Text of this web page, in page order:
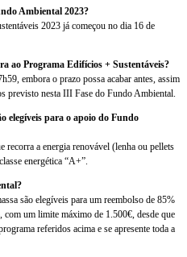
Ambiental 2023?
2023 já começou no dia 16 de
ao Programa Edifícios + Sustentáveis?
embora o prazo possa acabar antes, assim
previsto nesta III Fase do Fundo Ambiental.
elegíveis para o apoio do Fundo
recorra a energia renovável (lenha ou pellets
energética “A+”.
são elegíveis para um reembolso de 85%
com um limite máximo de 1.500€, desde que
referidos acima e se apresente toda a